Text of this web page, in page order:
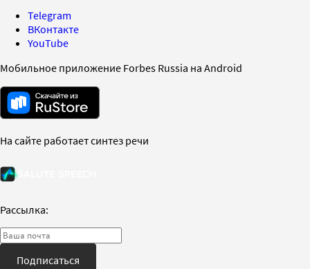
Telegram
ВКонтакте
YouTube
Мобильное приложение Forbes Russia на Android
На сайте работает синтез речи
Рассылка:
Подписаться